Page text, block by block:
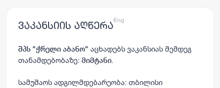
ვაკანსიის აღწერაქარ
Eng
შპს "ჭრელი აბანო" აცხადებს ვაკანსიას შემდეგ
თანამდებობაზე: მიმტანი.
სამუშაოს ადგილმდებარეობა: თბილისი